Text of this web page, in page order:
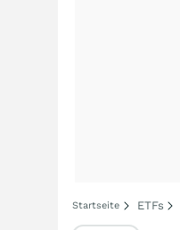
Startseite ETFs